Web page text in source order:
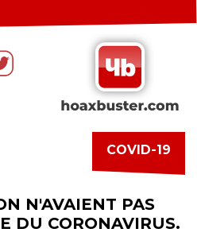
COVID-19
N'AVAIENT PAS
DU CORONAVIRUS.